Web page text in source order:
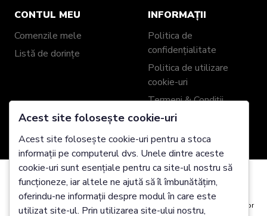
CONTUL MEU
Comenzile mele
Listă de dorințe
INFORMAȚII
Politica de
confidențialitate
Politica de utilizare
cookie-uri
Termeni & Condiții
Contact
SERVICII CLIENȚI
Informații livrare
Politică retur / schimb
Garanție produse
UTILE
Universul ZEVO
Recenzii clienți
Despre noi
Acest site folosește cookie-uri
Acest site folosește cookie-uri pentru a stoca
informații pe computerul dvs. Unele dintre aceste
cookie-uri sunt esențiale pentru ca site-ul nostru să
funcționeze, iar altele ne ajută să îl îmbunătățim,
oferindu-ne informații despre modul în care este
utilizat site-ul. Prin utilizarea site-ului nostru,
Folosim cookie-uri
Este posibil să plasăm aceste cookie-uri pentru analiza date utilizatorilor